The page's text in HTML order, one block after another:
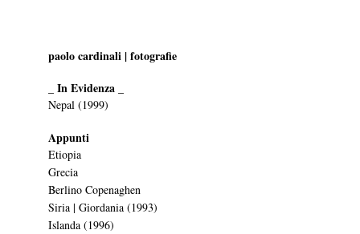
paolo cardinali | fotografie
_ In Evidenza _
Nepal (1999)
Appunti
Etiopia
Grecia
Berlino Copenaghen
Siria | Giordania (1993)
Islanda (1996)